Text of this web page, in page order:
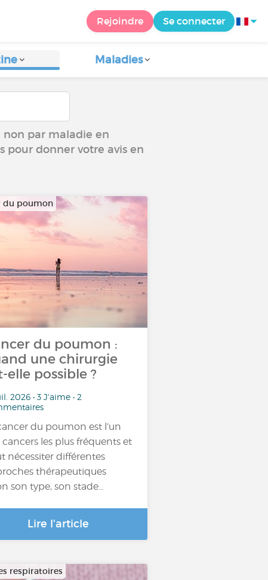
Rejoindre Se connecter
Maladies
non par maladie en
pour donner votre avis en
du poumon
du poumon :
une chirurgie
elle possible ?
2026 • 3 J'aime • 2
du poumon est l’un
cancers les plus fréquents et
nécessiter différentes
thérapeutiques
son type, son stade…
Lire l'article
respiratoires